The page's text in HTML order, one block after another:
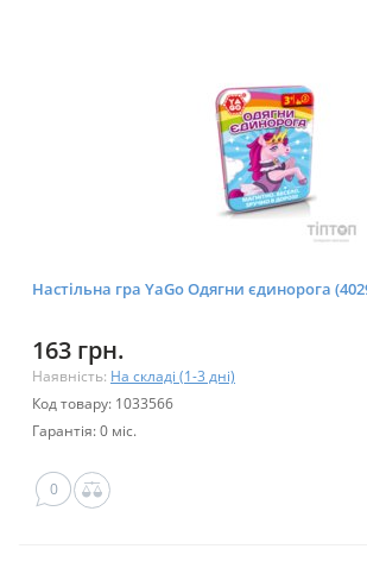
Настільна гра YaGo Одягни єдинорога
163 грн.
Наявність: На складі (1-3 дні)
Код товару: 1033566
Гарантія: 0 міс.
0